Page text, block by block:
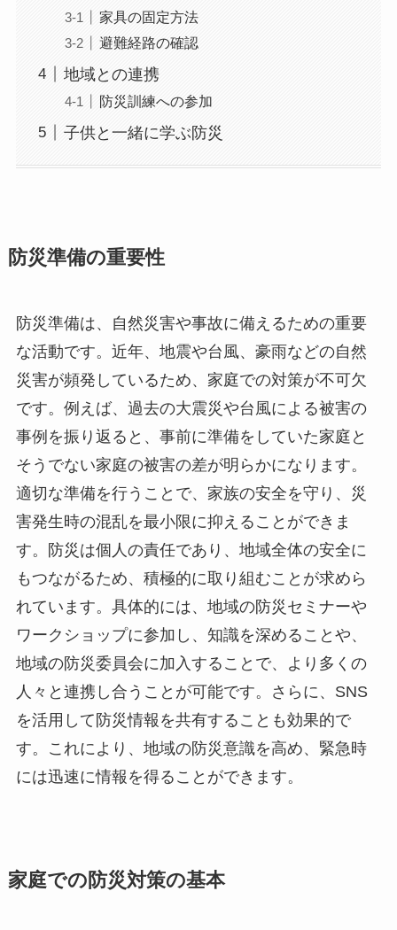
家具の固定方法
避難経路の確認
地域との連携
防災訓練への参加
子供と一緒に学ぶ防災
防災準備の重要性
防災準備は、自然災害や事故に備えるための重要
な活動です。近年、地震や台風、豪雨などの自然
災害が頻発しているため、家庭での対策が不可欠
です。例えば、過去の大震災や台風による被害の
事例を振り返ると、事前に準備をしていた家庭と
そうでない家庭の被害の差が明らかになります。
適切な準備を行うことで、家族の安全を守り、災
害発生時の混乱を最小限に抑えることができま
す。防災は個人の責任であり、地域全体の安全に
もつながるため、積極的に取り組むことが求めら
れています。具体的には、地域の防災セミナーや
ワークショップに参加し、知識を深めることや、
地域の防災委員会に加入することで、より多くの
人々と連携し合うことが可能です。さらに、SNS
を活用して防災情報を共有することも効果的で
す。これにより、地域の防災意識を高め、緊急時
には迅速に情報を得ることができます。
家庭での防災対策の基本